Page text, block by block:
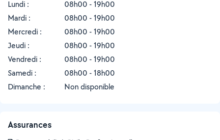
Lundi :
08h00 - 19h00
Mardi :
08h00 - 19h00
Mercredi :
08h00 - 19h00
Jeudi :
08h00 - 19h00
Vendredi :
08h00 - 19h00
Samedi :
08h00 - 18h00
Dimanche :
Non disponible
Assurances